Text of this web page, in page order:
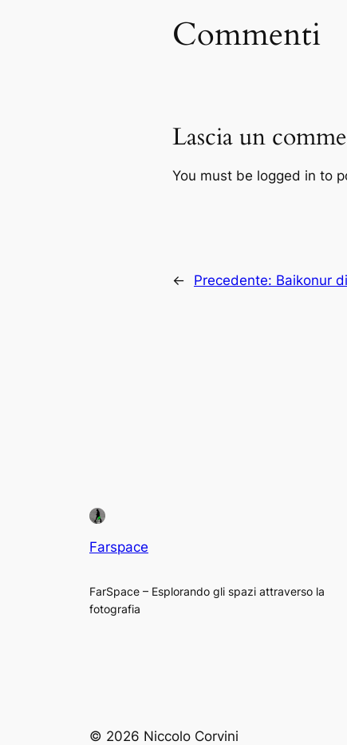
Commenti
Lascia un
You must be logged in to
← Precedente: Baikonur
Farspace
FarSpace – Esplorando gli spazi attraverso la
fotografia
© 2026 Niccolo Corvini